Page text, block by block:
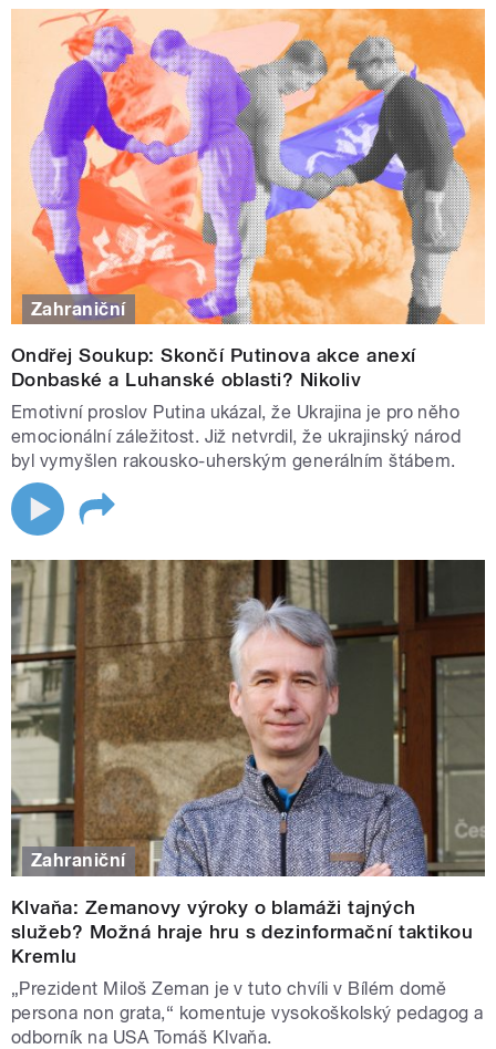
Zahraniční
Ondřej Soukup: Skončí Putinova akce anexí
Donbaské a Luhanské oblasti? Nikoliv
Emotivní proslov Putina ukázal, že Ukrajina je pro něho
emocionální záležitost. Již netvrdil, že ukrajinský národ
byl vymyšlen rakousko-uherským generálním štábem.
Zahraniční
Klvaňa: Zemanovy výroky o blamáži tajných
služeb? Možná hraje hru s dezinformační taktikou
Kremlu
„Prezident Miloš Zeman je v tuto chvíli v Bílém domě
persona non grata,“ komentuje vysokoškolský pedagog a
odborník na USA Tomáš Klvaňa.